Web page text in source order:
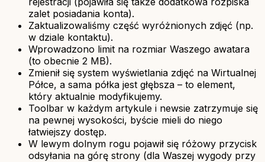
zalet posiadania konta).
Zaktualizowaliśmy część wyróżnionych zdjęć (np.
w dziale kontaktu).
Wprowadzono limit na rozmiar Waszego awatara
(to obecnie 2 MB).
Zmienił się system wyświetlania zdjęć na Wirtualnej
Półce, a sama półka jest głębsza – to element,
który aktualnie modyfikujemy.
Toolbar w każdym artykule i newsie zatrzymuje się
na pewnej wysokości, byście mieli do niego
łatwiejszy dostęp.
W lewym dolnym rogu pojawił się różowy przycisk
odsyłania na górę strony (dla Waszej wygody przy